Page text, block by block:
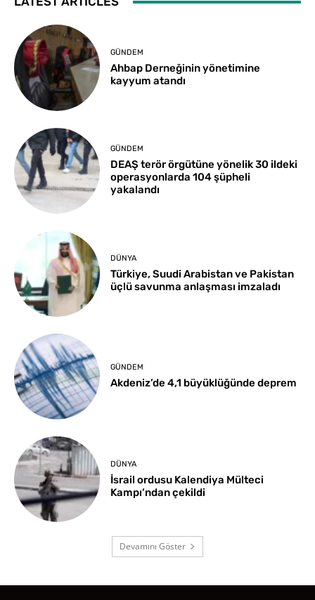
GÜNDEM
Ahbap Derneğinin yönetimine
kayyum atandı
GÜNDEM
DEAŞ terör örgütüne yönelik 30 ildeki
operasyonlarda 104 şüpheli
yakalandı
DÜNYA
Türkiye, Suudi Arabistan ve Pakistan
üçlü savunma anlaşması imzaladı
GÜNDEM
Akdeniz’de 4,1 büyüklüğünde deprem
DÜNYA
İsrail ordusu Kalendiya Mülteci
Kampı’ndan çekildi
Devamını Göster